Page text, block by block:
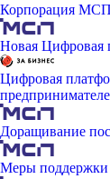
Корпорация МСП
Новая
Цифровая
Доращивание
Меры поддержки